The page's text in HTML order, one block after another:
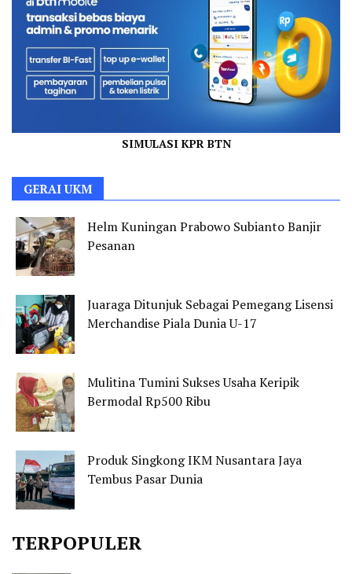
SIMULASI KPR BTN
GERAI UKM
Helm Kuningan Prabowo Subianto Banjir
Pesanan
Juaraga Ditunjuk Sebagai Pemegang Lisensi
Merchandise Piala Dunia U-17
Mulitina Tumini Sukses Usaha Keripik
Bermodal Rp500 Ribu
Produk Singkong IKM Nusantara Jaya
Tembus Pasar Dunia
TERPOPULER